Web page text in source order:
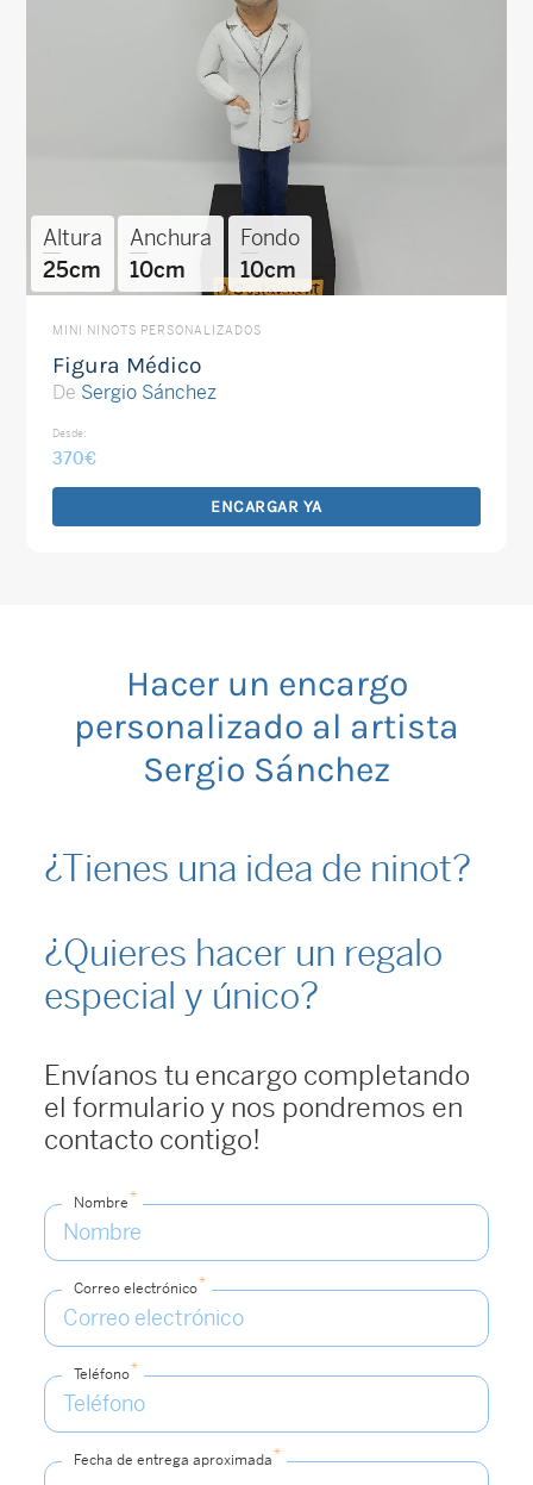
Altura
25cm
Anchura
10cm
Fondo
10cm
MINI NINOTS PERSONALIZADOS
Figura Médico
De Sergio Sánchez
Desde:
370€
ENCARGAR YA
Hacer un encargo
personalizado al artista
Sergio Sánchez
¿Tienes una idea de ninot?
¿Quieres hacer un regalo
especial y único?
Envíanos tu encargo completando
el formulario y nos pondremos en
contacto contigo!
Nombre*
Correo electrónico*
Teléfono*
Fecha de entrega aproximada*